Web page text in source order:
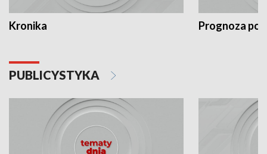
Kronika Prognoza
PUBLICYSTYKA